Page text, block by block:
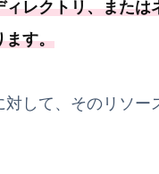
ィレクトリ、または
ます。
して、そのリソ